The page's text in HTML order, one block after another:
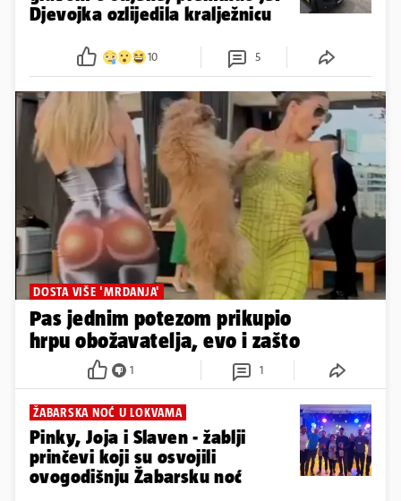
Djevojka ozlijedila kralježnicu
10 5
DOSTA VIŠE 'MRDANJA'
Pas jednim potezom prikupio
hrpu obožavatelja, evo i zašto
1 1
ŽABARSKA NOĆ U LOKVAMA
Pinky, Joja i Slaven - žablji
prinčevi koji su osvojili
ovogodišnju Žabarsku noć